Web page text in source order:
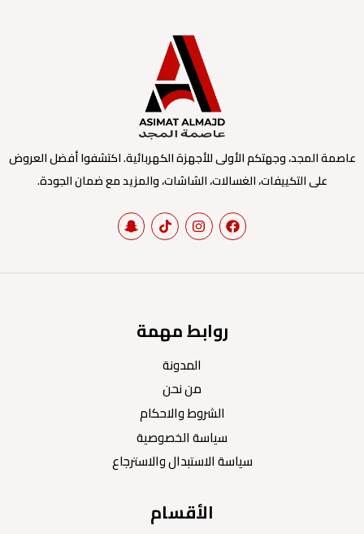
عاصمة المجد، وجهتكم الأولى للأجهزة الكهربائية. اكتشفوا أفضل العروض
على التكييفات، الغسالات، الشاشات، والمزيد مع ضمان الجودة.
روابط مهمة
المدونة
من نحن
الشروط والاحكام
سياسة الخصوصية
سياسة الاستبدال والاسترجاع
الأقسام